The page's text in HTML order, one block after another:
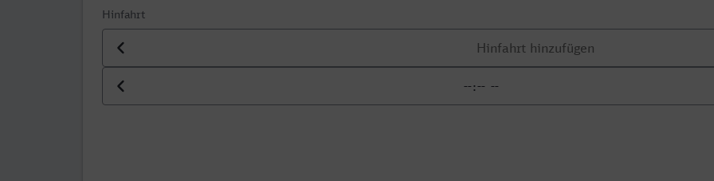
Hinfahrt
Datum der Hinfahrt
Uhrzeit der Hinfahrt